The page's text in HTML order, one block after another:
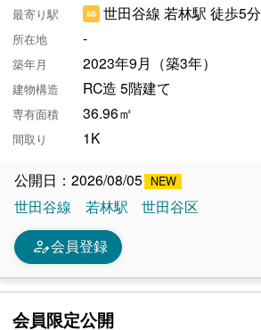
最寄り駅 世田谷線 若林駅 徒歩5分
所在地 -
築年月 2023年9月（築3年）
建物構造 RC造 5階建て
専有面積 36.96㎡
間取り 1K
公開日：2026/08/05
世田谷線
若林駅 世田谷区
person_edit会員登録
会員限定公開